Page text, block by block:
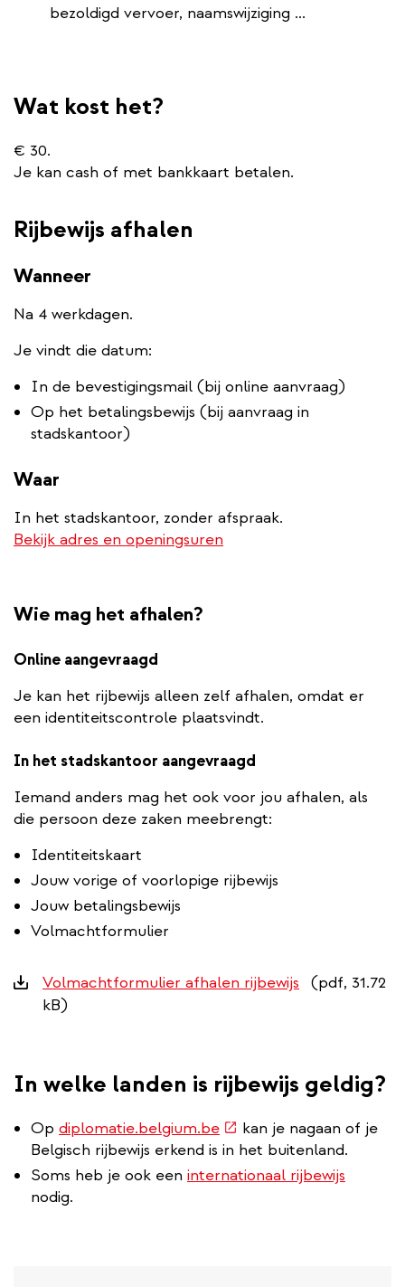
bezoldigd vervoer, naamswijziging ...
Wat kost het?
€ 30.
Je kan cash of met bankkaart betalen.
Rijbewijs afhalen
Wanneer
Na 4 werkdagen.
Je vindt die datum:
In de bevestigingsmail (bij online aanvraag)
Op het betalingsbewijs (bij aanvraag in
stadskantoor)
Waar
In het stadskantoor, zonder afspraak.
Bekijk adres en openingsuren
Wie mag het afhalen?
Online aangevraagd
Je kan het rijbewijs alleen zelf afhalen, omdat er
een identiteitscontrole plaatsvindt.
In het stadskantoor aangevraagd
Iemand anders mag het ook voor jou afhalen, als
die persoon deze zaken meebrengt:
Identiteitskaart
Jouw vorige of voorlopige rijbewijs
Jouw betalingsbewijs
Volmachtformulier
Downloads
Volmachtformulier afhalen rijbewijs
(pdf, 31.72
kB)
In welke landen is rijbewijs geldig?
Op diplomatie.belgium.be(externe
link)
kan je nagaan of je
Belgisch rijbewijs erkend is in het buitenland.
Soms heb je ook een internationaal rijbewijs
nodig.